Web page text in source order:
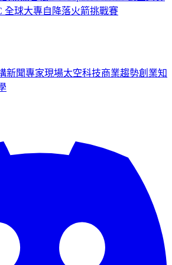
全球大專自降落火箭挑戰賽
新聞專家現場太空科技商業趨勢創業知